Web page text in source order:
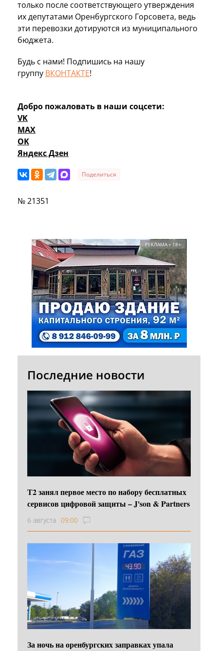
только после соответствующего утверждения
их депутатами Оренбургского Горсовета, ведь
эти перевозки дотируются из муниципального
бюджета.
Будь с нами! Подпишись на нашу
группу ВКОНТАКТЕ!
Добро пожаловать в наши соцсети:
VK
MAX
OK
Яндекс Дзен
Поделиться
№ 21351
РЕКЛАМА • 18+
Последние новости
Т2 занял первое место по набору бесплатных
сервисов цифровой защиты – J'son & Partners
6 августа 09:00
За ночь на оренбургских заправках упала